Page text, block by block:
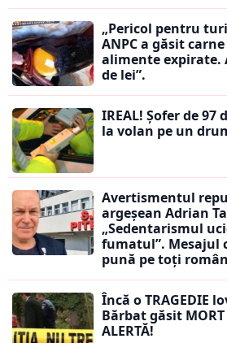
„Pericol pentru
ANPC a găsit
alimente expirate.
de lei”.
IREAL! Șofer de 97
la volan pe un
Avertismentul
argeșean Adrian
„Sedentarismul
fumatul”. Mesajul
pună pe toți
Încă o TRAGEDIE
Bărbat găsit
ALERTĂ!